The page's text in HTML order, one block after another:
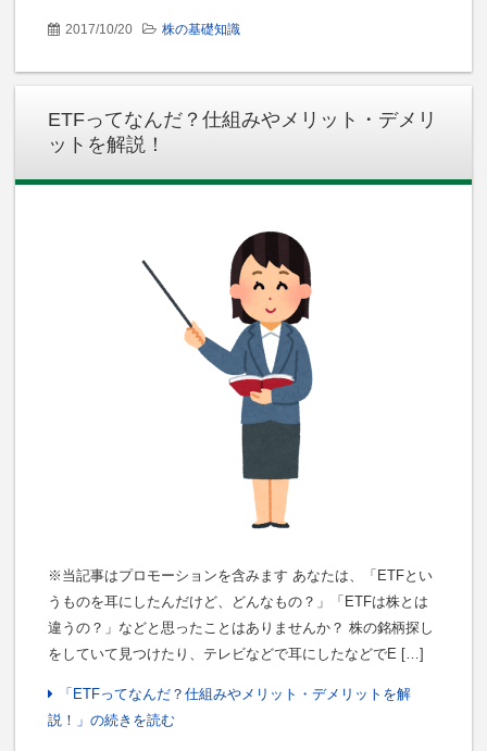
2017/10/20 株の基礎知識
ETFってなんだ？仕組みやメリット・デメリ
ットを解説！
※当記事はプロモーションを含みます あなたは、「ETFとい
うものを耳にしたんだけど、どんなもの？」「ETFは株とは
違うの？」などと思ったことはありませんか？ 株の銘柄探し
をしていて見つけたり、テレビなどで耳にしたなどでE […]
「ETFってなんだ？仕組みやメリット・デメリットを解
説！」の続きを読む